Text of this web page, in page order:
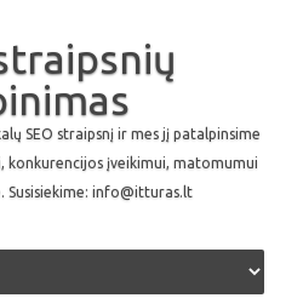
SEO straipsnį ir mes jį patalpinsime
konkurencijos įveikimui, matomumui
Susisiekime: info@itturas.lt
Skip to content